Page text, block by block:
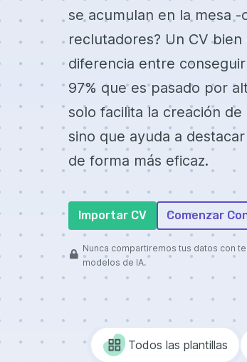
se acumulan en la mesa
reclutadores? Un CV
diferencia entre
97% que es pasado por
solo facilita la creación
sino que ayuda a
de forma más eficaz.
Importar CV Comenzar
Nunca compartiremos tus datos con
modelos de IA.
Todos las plantillas